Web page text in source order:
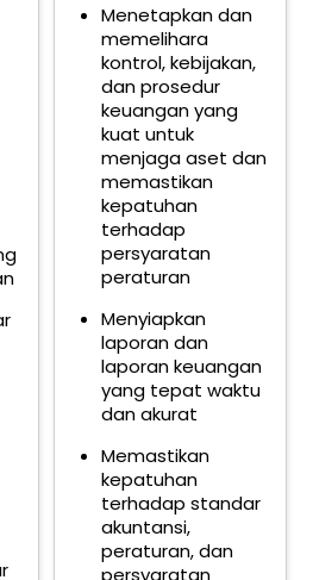
Menetapkan dan
memelihara
kontrol, kebijakan,
dan prosedur
keuangan yang
kuat untuk
menjaga aset dan
memastikan
kepatuhan
terhadap
persyaratan
peraturan
Menyiapkan
laporan dan
laporan keuangan
yang tepat waktu
dan akurat
Memastikan
kepatuhan
terhadap standar
akuntansi,
peraturan, dan
persyaratan